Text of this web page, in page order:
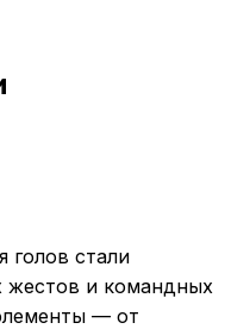
голов стали
жестов и командных
— от